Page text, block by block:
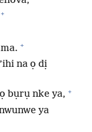
+
+
na ọ dị
bụrụ nke ya, +
ya